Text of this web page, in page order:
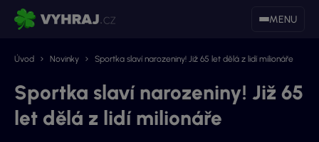
MENU
Úvod Novinky Sportka slaví narozeniny! Již 65 let dělá z lidí milionáře
Sportka slaví narozeniny! Již 65
let dělá z lidí milionáře